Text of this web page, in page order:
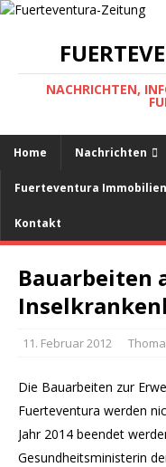
NACHRICHTEN,
Home Nachrichten
Fuerteventura Immobilien
Kontakt
Bauarbeiten
11. Februar 2012
Die Bauarbeiten zur
Fuerteventura werden
Jahr 2014 beendet
Gesundheitsministerin